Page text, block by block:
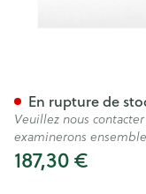
187,30 €
En rupture de
Veuillez nous
examinerons